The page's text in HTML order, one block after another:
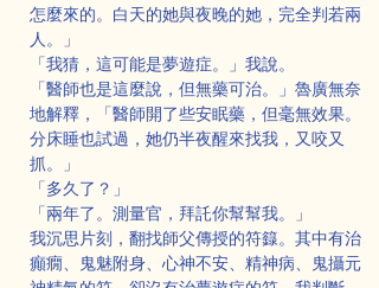
怎麼來的。白天的她與夜晚的她，完全判若兩
人。」
「我猜，這可能是夢遊症。」我說。
「醫師也是這麼說，但無藥可治。」魯廣無奈
地解釋，「醫師開了些安眠藥，但毫無效果。
分床睡也試過，她仍半夜醒來找我，又咬又
抓。」
「多久了？」
「兩年了。測量官，拜託你幫幫我。」
我沉思片刻，翻找師父傳授的符籙。其中有治
癲癇、鬼魅附身、心神不安、精神病、鬼攝元